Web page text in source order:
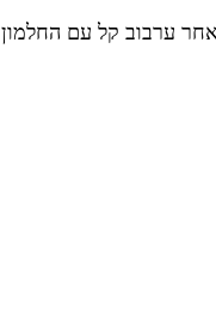
ערבוב קל עם החלמון